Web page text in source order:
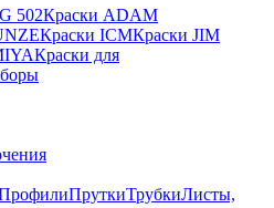
502Краски ADAM
Краски ICMКраски JIM
Краски для
ПруткиТрубкиЛисты,